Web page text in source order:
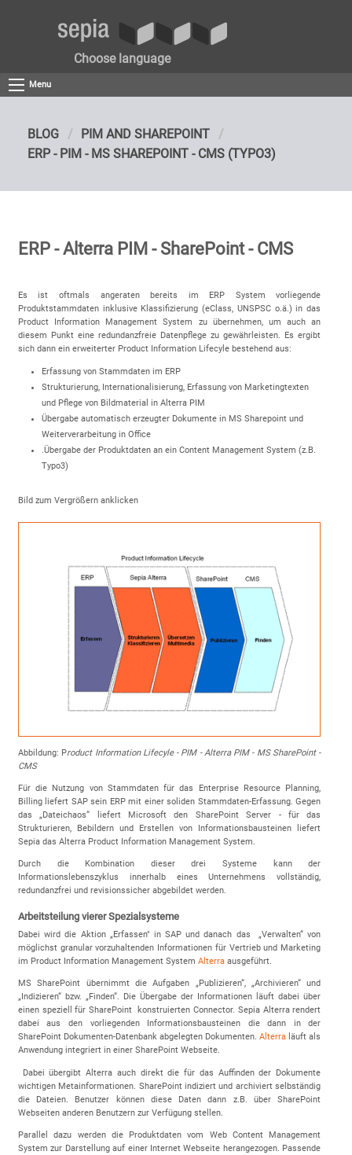
Choose language
Menu
BLOG
PIM AND SHAREPOINT
ERP - PIM - MS SHAREPOINT - CMS (TYPO3)
ERP - Alterra PIM - SharePoint - CMS
Es ist oftmals angeraten bereits im ERP System vorliegende
Produktstammdaten inklusive Klassifizierung (eClass, UNSPSC o.ä.) in das
Product Information Management System zu übernehmen, um auch an
diesem Punkt eine redundanzfreie Datenpflege zu gewährleisten. Es ergibt
sich dann ein erweiterter Product Information Lifecyle bestehend aus:
Erfassung von Stammdaten im ERP
Strukturierung, Internationalisierung, Erfassung von Marketingtexten
und Pflege von Bildmaterial in Alterra PIM
Übergabe automatisch erzeugter Dokumente in MS Sharepoint und
Weiterverarbeitung in Office
.Übergabe der Produktdaten an ein Content Management System (z.B.
Typo3)
Bild zum Vergrößern anklicken
Abbildung: Product Information Lifecyle - PIM - Alterra PIM - MS SharePoint -
CMS
Für die Nutzung von Stammdaten für das Enterprise Resource Planning,
Billing liefert SAP sein ERP mit einer soliden Stammdaten-Erfassung. Gegen
das „Dateichaos“ liefert Microsoft den SharePoint Server - für das
Strukturieren, Bebildern und Erstellen von Informationsbausteinen liefert
Sepia das Alterra Product Information Management System.
Durch die Kombination dieser drei Systeme kann der
Informationslebenszyklus innerhalb eines Unternehmens vollständig,
redundanzfrei und revisionssicher abgebildet werden.
Arbeitsteilung vierer Spezialsysteme
Dabei wird die Aktion „Erfassen" in SAP und danach das „Verwalten“ von
möglichst granular vorzuhaltenden Informationen für Vertrieb und Marketing
im Product Information Management System Alterraausgeführt.
MS SharePoint übernimmt die Aufgaben „Publizieren“, „Archivieren“ und
„Indizieren“ bzw. „Finden“. Die Übergabe der Informationen läuft dabei über
einen speziell für SharePoint konstruierten Connector. Sepia Alterra rendert
dabei aus den vorliegenden Informationsbausteinen die dann in der
SharePoint Dokumenten-Datenbank abgelegten Dokumenten.Alterra läuft als
Anwendung integriert in einer SharePoint Webseite.
Dabei übergibt Alterra auch direkt die für das Auffinden der Dokumente
wichtigen Metainformationen. SharePoint indiziert und archiviert selbständig
die Dateien. Benutzer können diese Daten dann z.B. über SharePoint
Webseiten anderen Benutzern zur Verfügung stellen.
Parallel dazu werden die Produktdaten vom Web Content Management
System zur Darstellung auf einer Internet Webseite herangezogen. Passende